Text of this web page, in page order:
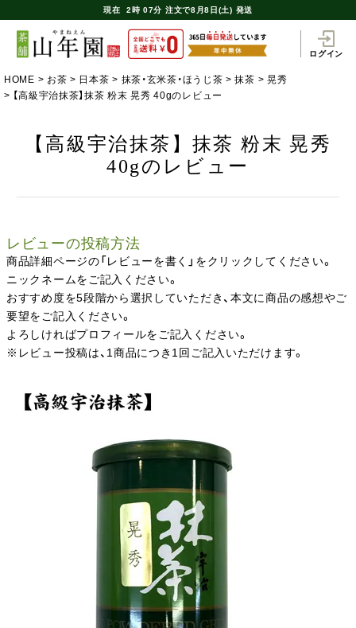
現在 2時 07分 注文で8月8日(土) 発送
ログイン
HOME お茶 日本茶 抹茶・玄米茶・ほうじ茶 抹茶
晃秀
【高級宇治抹茶】抹茶 粉末 晃秀 40gのレビュー
【高級宇治抹茶】抹茶 粉末 晃秀
40gのレビュー
レビューの投稿方法
商品詳細ページの「レビューを書く」をクリックしてください。
ニックネームをご記入ください。
おすすめ度を5段階から選択していただき、本文に商品の感想やご
要望をご記入ください。
よろしければプロフィールをご記入ください。
※レビュー投稿は、1商品につき1回ご記入いただけます。